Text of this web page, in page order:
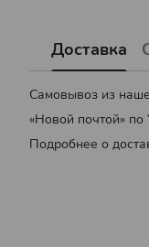
Доставка
Самовывоз из
«Новой почтой»
Подробнее о